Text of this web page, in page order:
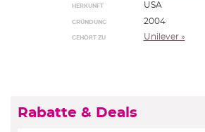
HERKUNFT USA
GRÜNDUNG 2004
GEHÖRT ZU Unilever »
Rabatte & Deals